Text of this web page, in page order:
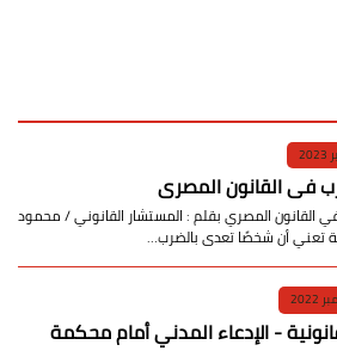
في القانون المصري
القانون المصري بقلم : المستشار القانوني / محمود
تعني أن شخصًا تعدى بالضرب…
- الإدعاء المدني أمام محكمة